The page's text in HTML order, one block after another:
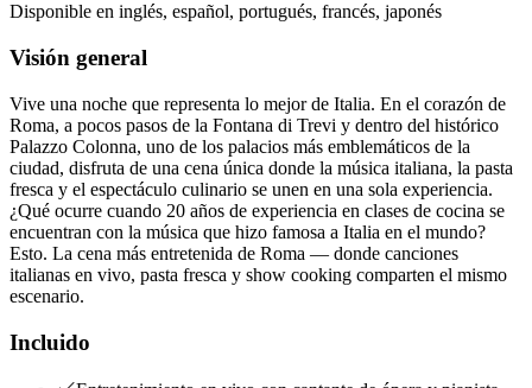
Disponible en inglés, español, portugués, francés, japonés
Visión general
Vive una noche que representa lo mejor de Italia. En el corazón de
Roma, a pocos pasos de la Fontana di Trevi y dentro del histórico
Palazzo Colonna, uno de los palacios más emblemáticos de la
ciudad, disfruta de una cena única donde la música italiana, la pasta
fresca y el espectáculo culinario se unen en una sola experiencia.
¿Qué ocurre cuando 20 años de experiencia en clases de cocina se
encuentran con la música que hizo famosa a Italia en el mundo?
Esto. La cena más entretenida de Roma — donde canciones
italianas en vivo, pasta fresca y show cooking comparten el mismo
escenario.
Incluido